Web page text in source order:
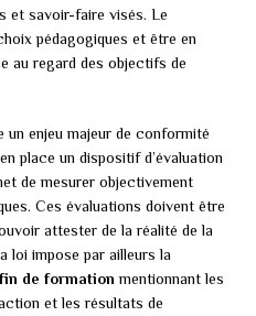
et savoir-faire visés. Le
pédagogiques et être en
au regard des objectifs de
un enjeu majeur de conformité
place un dispositif d’évaluation
de mesurer objectivement
Ces évaluations doivent être
attester de la réalité de la
loi impose par ailleurs la
de formation mentionnant les
et les résultats de